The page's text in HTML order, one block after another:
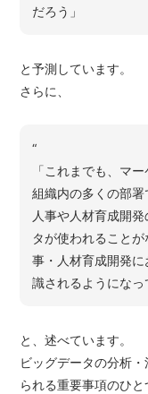
だろう」
と予測しています。
さらに、
“
「これまでも、マ
組織内の多くの部署
人事や人材育成開
タが使われること
事・人材育成開発
識されるようになっ
と、述べています。
ビッグデータの分析
られる重要事項のひと